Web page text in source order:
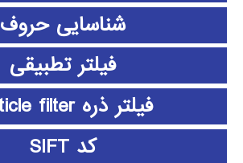
شناسایی حروف
فیلتر تطبیقی
فیلتر ذره particle filter
کد SIFT